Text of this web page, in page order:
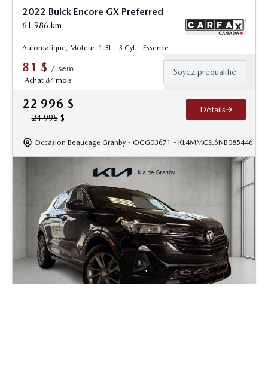
2022 Buick Encore GX Preferred
61 986 km
Automatique, Moteur: 1.3L - 3 Cyl. - Essence
81 $ / sem
Achat 84 mois
Soyez préqualifié
22 996 $
24 995$
Détails
Occasion Beaucage Granby - OCG03671 - KL4MMCSL6NB085446